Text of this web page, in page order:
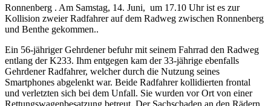
Ronnenberg . Am Samstag, 14. Juni, um 17.10 Uhr ist es zur
Kollision zweier Radfahrer auf dem Radweg zwischen Ronnenberg
und Benthe gekommen..
Ein 56-jähriger Gehrdener befuhr mit seinem Fahrrad den Radweg
entlang der K233. Ihm entgegen kam der 33-jährige ebenfalls
Gehrdener Radfahrer, welcher durch die Nutzung seines
Smartphones abgelenkt war. Beide Radfahrer kollidierten frontal
und verletzten sich bei dem Unfall. Sie wurden vor Ort von einer
Rettungswagenbesatzung betreut. Der Sachschaden an den Rädern